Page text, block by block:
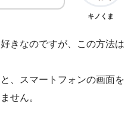
キノくま
きなのですが、この方法は
、スマートフォンの画面を
せん。